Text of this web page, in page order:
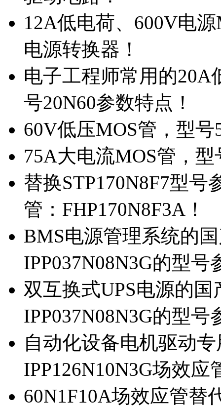
12A低电荷、600V电
电源转换器！
电子工程师常用的20A
号20N60参数特点！
60V低压MOS管，型
75A大电流MOS管，
替换STP170N8F7型
管：FHP170N8F3A！
BMS电源管理系统的
IPP037N08N3G的型号
双互换式UPS电源的
IPP037N08N3G的型号
自动化设备电机驱动
IPP126N10N3G场效应
60N1F10A场效应管替